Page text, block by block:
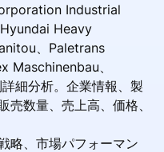
Industrial
Heavy
、Paletrans
Maschinenbau、
細分析。企業情報、製
数量、売上高、価格、
略、市場パフォーマン